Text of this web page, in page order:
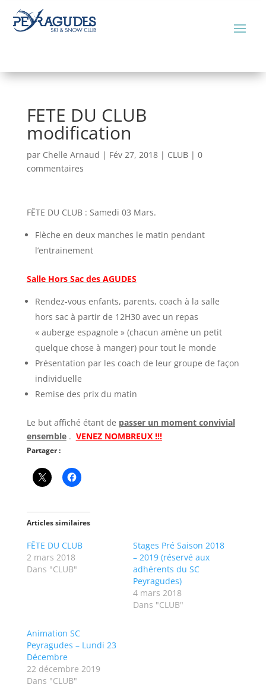
FETE DU CLUB
modification
par Chelle Arnaud | Fév 27, 2018| CLUB| 0
commentaires
FÊTE DU CLUB : Samedi 03 Mars.
Flèche en deux manches le matin pendant
l’entrainement
Salle Hors Sac des AGUDES
Rendez-vous enfants, parents, coach à la salle
hors sac à partir de 12H30 avec un repas
« auberge espagnole » (chacun amène un petit
quelque chose à manger) pour tout le monde
Présentation par les coach de leur groupe de façon
individuelle
Remise des prix du matin
Le but affiché étant de passer un moment convivial
ensemble. VENEZ NOMBREUX !!!
Partager :
Articles similaires
FÊTE DU CLUB
2 mars 2018
Dans "CLUB"
Stages Pré Saison 2018
– 2019 (réservé aux
adhérents du SC
Peyragudes)
4 mars 2018
Dans "CLUB"
Animation SC
Peyragudes – Lundi 23
Décembre
22 décembre 2019
Dans "CLUB"